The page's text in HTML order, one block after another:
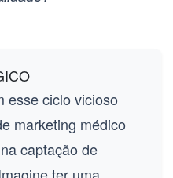
esse ciclo vicioso
marketing médico
captação de